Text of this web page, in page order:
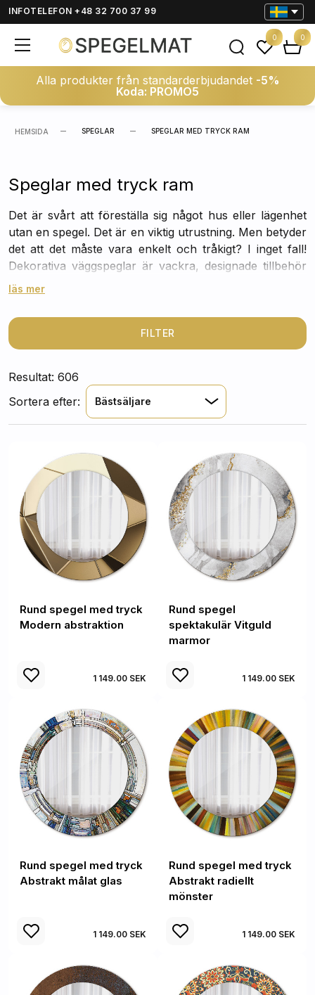
INFOTELEFON +48 32 700 37 99
Alla produkter från standarderbjudandet -5%
Koda: PROMO5
0 0
HEMSIDA SPEGLAR SPEGLAR MED TRYCK RAM
Speglar med tryck ram
Det är svårt att föreställa sig något hus eller lägenhet
utan en spegel. Det är en viktig utrustning. Men betyder
det att det måste vara enkelt och tråkigt? I inget fall!
Dekorativa väggspeglar är vackra, designade tillbehör
som kommer att ge två fördelar - de kommer
och samtidigtkommer de att bli en exceptionellt stilfull
inredning tack vare sina attraktiva, färgglada och
mönstrade ramar.
läs mer
FILTER
Resultat: 606
Sortera efter:
Bästsäljare
Rund spegel med tryck
Modern abstraktion
1 149.00 SEK
Rund spegel
spektakulär Vitguld
marmor
1 149.00 SEK
Rund spegel med tryck
Abstrakt målat glas
1 149.00 SEK
Rund spegel med tryck
Abstrakt radiellt
mönster
1 149.00 SEK